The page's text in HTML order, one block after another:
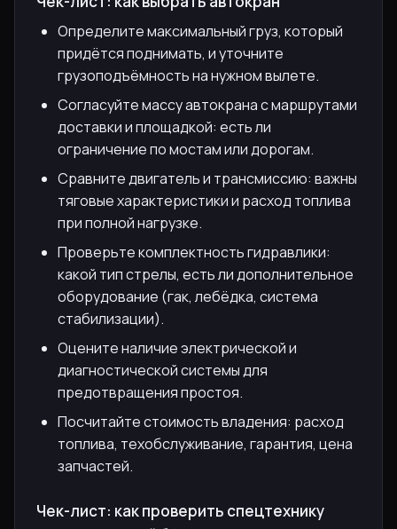
Определите максимальный груз, который
придётся поднимать, и уточните
грузоподъёмность на нужном вылете.
Согласуйте массу автокрана с маршрутами
доставки и площадкой: есть ли
ограничение по мостам или дорогам.
Сравните двигатель и трансмиссию: важны
тяговые характеристики и расход топлива
при полной нагрузке.
Проверьте комплектность гидравлики:
какой тип стрелы, есть ли дополнительное
оборудование (гак, лебёдка, система
стабилизации).
Оцените наличие электрической и
диагностической системы для
предотвращения простоя.
Посчитайте стоимость владения: расход
топлива, техобслуживание, гарантия, цена
запчастей.
Чек-лист: как проверить спецтехнику